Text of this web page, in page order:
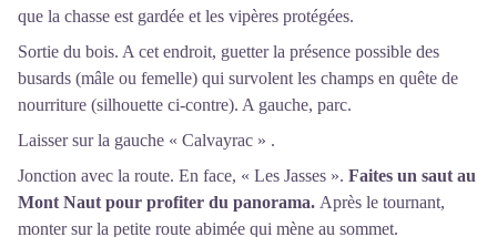
que la chasse est gardée et les vipères protégées.
Sortie du bois. A cet endroit, guetter la présence possible des
busards (mâle ou femelle) qui survolent les champs en quête de
nourriture (silhouette ci-contre). A gauche, parc.
Laisser sur la gauche « Calvayrac » .
Jonction avec la route. En face, « Les Jasses ». Faites un saut au
Mont Naut pour profiter du panorama. Après le tournant,
monter sur la petite route abimée qui mène au sommet.